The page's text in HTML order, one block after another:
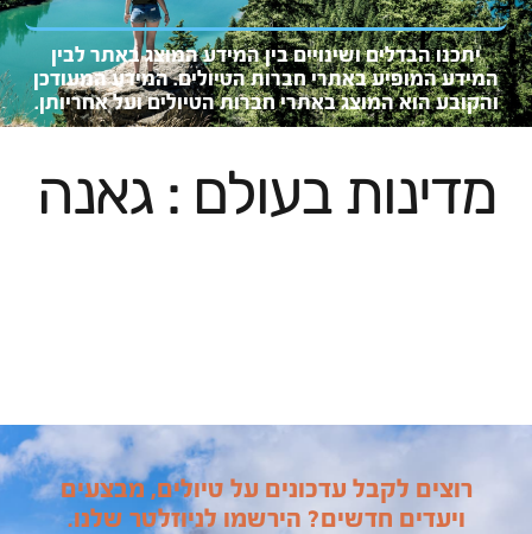
יתכנו הבדלים ושינויים בין המידע המוצג באתר לבין
המידע המופיע באתרי חברות הטיולים. המידע המעודכן
והקובעהוא המוצג באתרי חברות הטיולים ועל אחריותן.
מדינות בעולם : גאנה
רוצים לקבל עדכונים על טיולים, מבצעים
ויעדים חדשים? הירשמו לניוזלטר שלנו.